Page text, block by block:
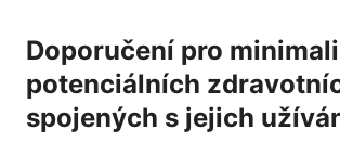
Doporučení‌ pro
potenciálních
spojených s jejich